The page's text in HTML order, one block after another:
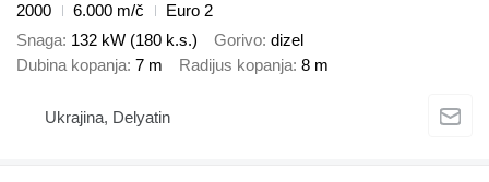
2000
6.000 m/č
Euro 2
Snaga 132 kW (180 k.s.) Gorivo dizel
Dubina kopanja 7 m Radijus kopanja 8 m
Ukrajina, Delyatin